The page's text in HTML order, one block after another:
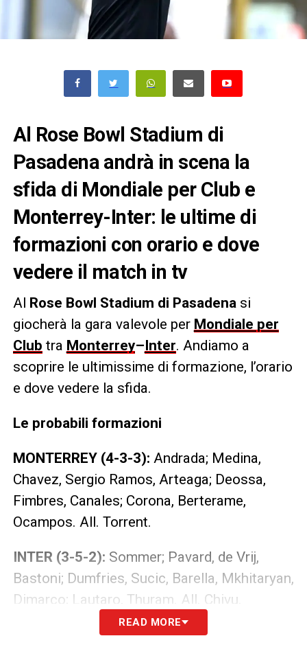
Al Rose Bowl Stadium di
Pasadena andrà in scena la
sfida di Mondiale per Club e
Monterrey-Inter: le ultime di
formazioni con orario e dove
vedere il match in tv
Al Rose Bowl Stadium di Pasadena si
giocherà la gara valevole per Mondiale per
Club tra Monterrey–Inter. Andiamo a
scoprire le ultimissime di formazione, l’orario
e dove vedere la sfida.
Le probabili formazioni
MONTERREY (4-3-3): Andrada; Medina,
Chavez, Sergio Ramos, Arteaga; Deossa,
Fimbres, Canales; Corona, Berterame,
Ocampos. All. Torrent.
INTER (3-5-2): Sommer; Pavard, de Vrij,
Bastoni; Dumfries, Sucic, Barella, Mkhitaryan,
Dimarco; Lautaro, Thuram. All. Chivu.
Orario e dove vederla in tv
READ MORE